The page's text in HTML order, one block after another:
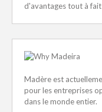
d'avantages tout à fait
Madère est
pour les entreprises
dans le monde entier.